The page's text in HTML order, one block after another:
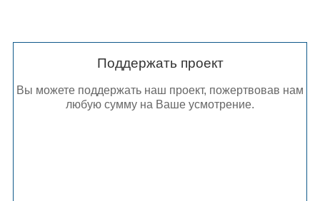
Поддержать проект
Вы можете поддержать наш проект, пожертвовав нам
любую сумму на Ваше усмотрение.